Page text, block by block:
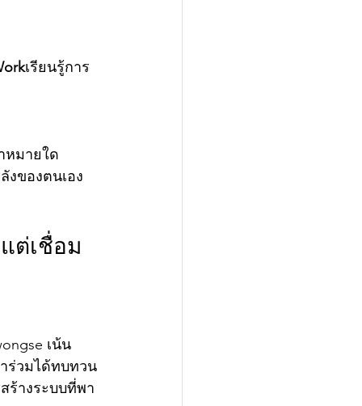
เรียนรู้การ
หมายใด
งของตนเอง
ต่เชื่อม
เน้น
ร่วมได้ทบทวน
ร้างระบบที่พา